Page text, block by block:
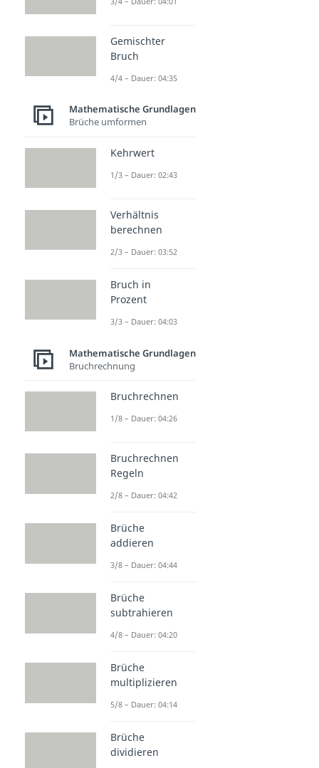
Gemischter
Bruch
4/4 – Dauer: 04:35
Mathematische Grundlagen
Brüche umformen
Kehrwert
1/3 – Dauer: 02:43
Verhältnis
berechnen
2/3 – Dauer: 03:52
Bruch in
Prozent
3/3 – Dauer: 04:03
Mathematische Grundlagen
Bruchrechnung
Bruchrechnen
1/8 – Dauer: 04:26
Bruchrechnen
Regeln
2/8 – Dauer: 04:42
Brüche
addieren
3/8 – Dauer: 04:44
Brüche
subtrahieren
4/8 – Dauer: 04:20
Brüche
multiplizieren
5/8 – Dauer: 04:14
Brüche
dividieren